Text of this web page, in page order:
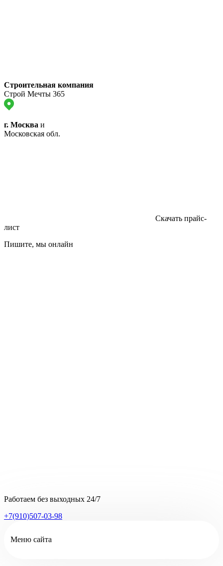
Строительная компания
Строй Мечты 365
г. Москва и
Московская обл.
Скачать прайс-
лист
Пишите, мы онлайн
Работаем без выходных 24/7
+7(910)507-03-98
Меню сайта